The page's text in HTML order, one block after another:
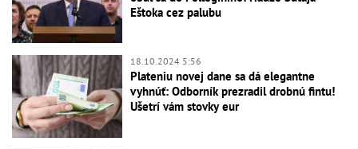
Eštoka cez palubu
18.10.2024 5:56
Plateniu novej dane sa dá elegantne
vyhnúť: Odborník prezradil drobnú fintu!
Ušetrí vám stovky eur